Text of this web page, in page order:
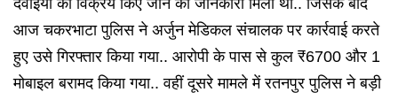
दवाइयों का विक्रय किए जाने की जानकारी मिली थी.. जिसके बाद
आज चकरभाटा पुलिस ने अर्जुन मेडिकल संचालक पर कार्रवाई करते
हुए उसे गिरफ्तार किया गया.. आरोपी के पास से कुल ₹6700 और 1
मोबाइल बरामद किया गया.. वहीं दूसरे मामले में रतनपुर पुलिस ने बड़ी